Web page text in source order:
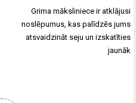
Grima māksliniece ir atklājusi
noslēpumus, kas palīdzēs jums
atsvaidzināt seju un izskatīties
jaunāk